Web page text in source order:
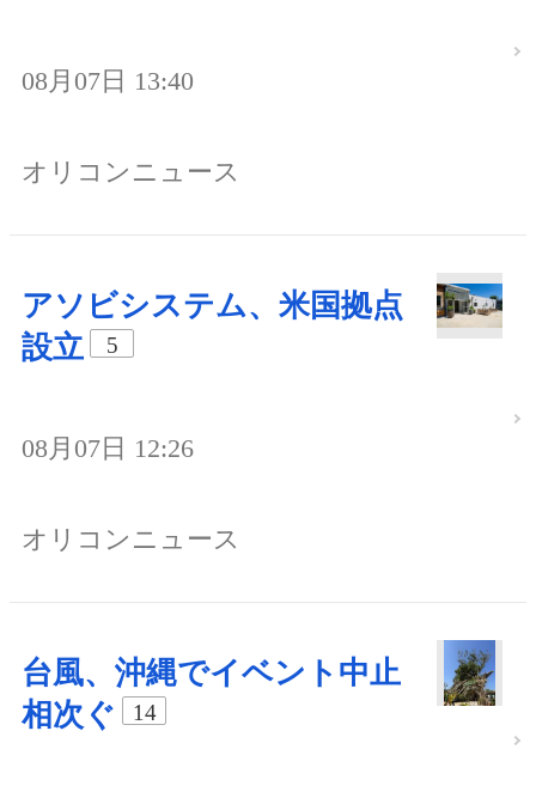
08月07日 13:40
オリコンニュース
アソビシステム、米国拠点
設立
5
08月07日 12:26
オリコンニュース
台風、沖縄でイベント中止
相次ぐ
14